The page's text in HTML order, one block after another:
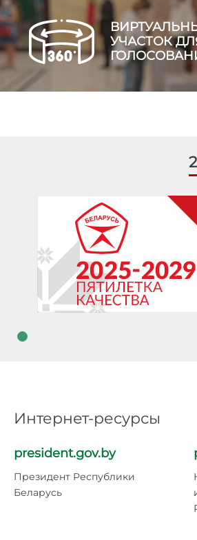
УЧАСТОК
Интернет-ресурсы
president.gov.by
Президент Республики
Беларусь